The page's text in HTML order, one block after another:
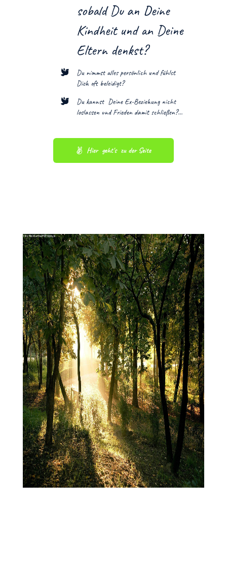
sobald Du an Deine
Kindheit und an Deine
Eltern denkst?
Du nimmst alles persönlich und fühlst
Dich oft beleidigt?
Du kannst Deine Ex-Beziehung nicht
loslassen und Frieden damit schließen?...
Hier  geht's  zu der Seite